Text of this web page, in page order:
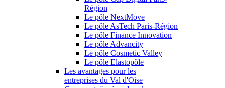
Région
Le pôle NextMove
Le pôle AsTech Paris-Région
Le pôle Finance Innovation
Le pôle Advancity
Le pôle Cosmetic Valley
Le pôle Elastopôle
Les avantages pour les
entreprises du Val d'Oise